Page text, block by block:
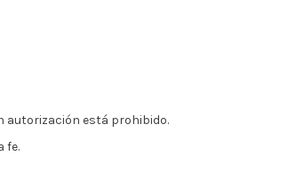
autorización está prohibido.
fe.